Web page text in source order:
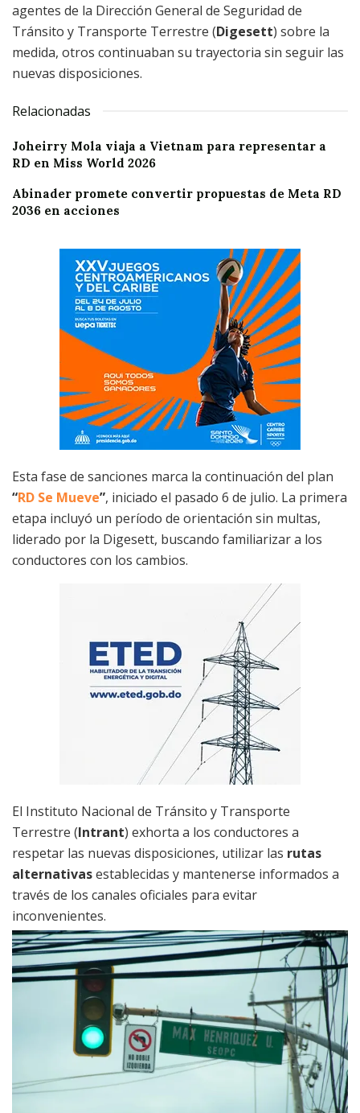
agentes de la Dirección General de Seguridad de
Tránsito y Transporte Terrestre (Digesett) sobre la
medida, otros continuaban su trayectoria sin seguir las
nuevas disposiciones.
Relacionadas
Joheirry Mola viaja a Vietnam para representar a
RD en Miss World 2026
Abinader promete convertir propuestas de Meta RD
2036 en acciones
Esta fase de sanciones marca la continuación del plan
“RD Se Mueve”, iniciado el pasado 6 de julio. La primera
etapa incluyó un período de orientación sin multas,
liderado por la Digesett, buscando familiarizar a los
conductores con los cambios.
El Instituto Nacional de Tránsito y Transporte
Terrestre (Intrant) exhorta a los conductores a
respetar las nuevas disposiciones, utilizar las rutas
alternativasestablecidas y mantenerse informados a
través de los canales oficiales para evitar
inconvenientes.